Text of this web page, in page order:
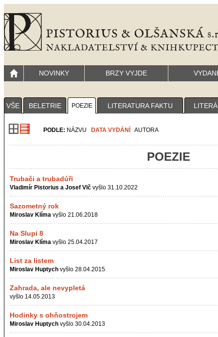
NOVINKY BRZY VYJDE
VŠE BELETRIE POEZIE LITERATURA FAKTU
PODLE: NÁZVU DATA VYDÁNÍ AUTORA
POEZIE
Trubači a trubadúři
Vladimír Pistorius a Josef Vlč vyšlo 31.10.2022
Sazometný rok
Miroslav Klíma vyšlo 21.06.2018
Na Slupi 8
Miroslav Klíma vyšlo 25.04.2017
List za listem
Miroslav Huptych vyšlo 28.04.2015
Zahrada, ale nevypletá
vyšlo 14.05.2013
Hodinky s ohňostrojem
Miroslav Huptych vyšlo 30.04.2013